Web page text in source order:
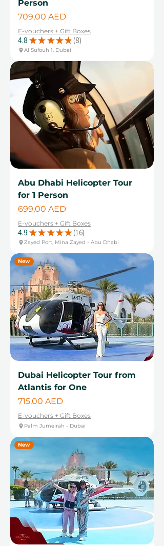
Person
Цена
709,00 AED
E-vouchers + Gift Boxes
4.8 ★ ★ ★ ★ ★ 8
8
Al Sufouh 1, Dubai
Abu Dhabi Helicopter Tour
for 1 Person
Цена
699,00 AED
E-vouchers + Gift Boxes
4.9 ★ ★ ★ ★ ★ 16
16
Zayed Port, Mina Zayed - Abu Dhabi
New
Dubai Helicopter Tour from
Atlantis for One
Цена
715,00 AED
E-vouchers + Gift Boxes
Palm Jumeirah - Dubai
New